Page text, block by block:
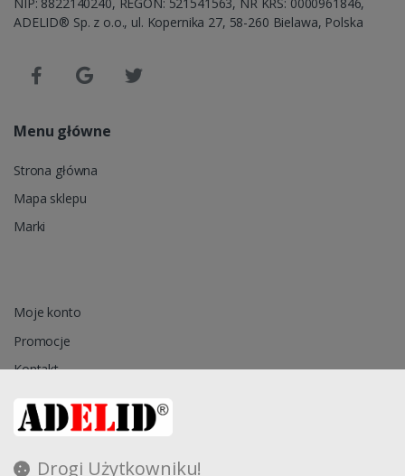
Drogi Użytkowniku!
ADELID® Sp. z o.o., ul. Kopernika 27, 58-260 Bielawa, Polska
Menu główne
Strona główna
Mapa sklepu
Marki
Moje konto
Promocje
Kontakt